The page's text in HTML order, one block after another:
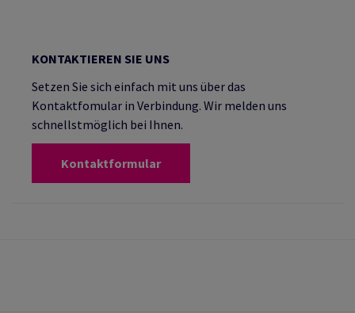
KONTAKTIEREN SIE UNS
Setzen Sie sich einfach mit uns über das
Kontaktfomular in Verbindung. Wir melden uns
schnellstmöglich bei Ihnen.
Kontaktformular